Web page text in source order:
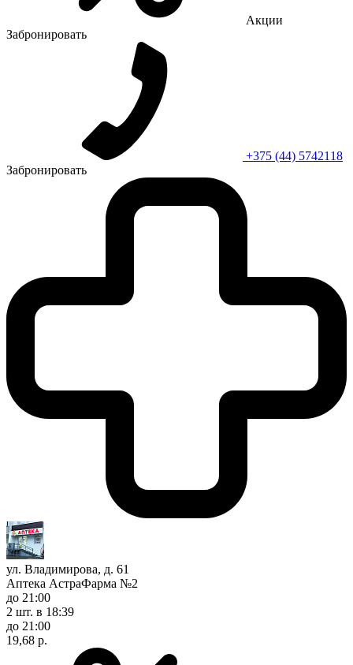
Акции
Забронировать
+375 (44) 5742118
Забронировать
ул. Владимирова, д. 61
Аптека АстраФарма №2
до 21:00
2 шт. в 18:39
до 21:00
19,68 р.